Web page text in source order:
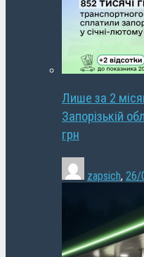
Лише за 2
Запорізькій
грн
zapsich, 26/